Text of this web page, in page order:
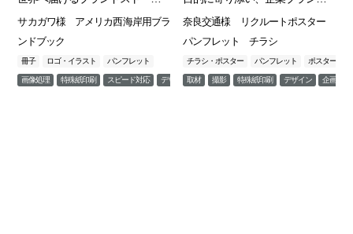
サカガワ様 アメリカ西海岸用ブラ
ンドブック
冊子 ロゴ・イラスト パンフレット
画像処理 特殊紙印刷 スピード対応 デザイン ブランディング
奈良交通様 リクルートポスター
パンフレット チラシ
チラシ・ポスター パンフレット ポスター
取材 撮影 特殊紙印刷 デザイン 企画